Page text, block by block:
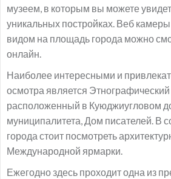
музеем, в которым вы можете
уникальных постройках. Веб камеры
видом на площадь города можно
онлайн.
Наиболее интересными и
осмотра является
расположенный в Куюджиугловом
муниципалитета, Дом писателей. В
города стоит посмотреть
Международной ярмарки.
Ежегодно здесь проходит одна из